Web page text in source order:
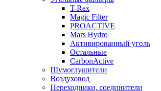
T-Rex
Magic Filter
PROACTIVE
Mars Hydro
Активированный уголь
Остальные
CarbonActive
Шумоглушители
Воздуховод
Переходники, соединители